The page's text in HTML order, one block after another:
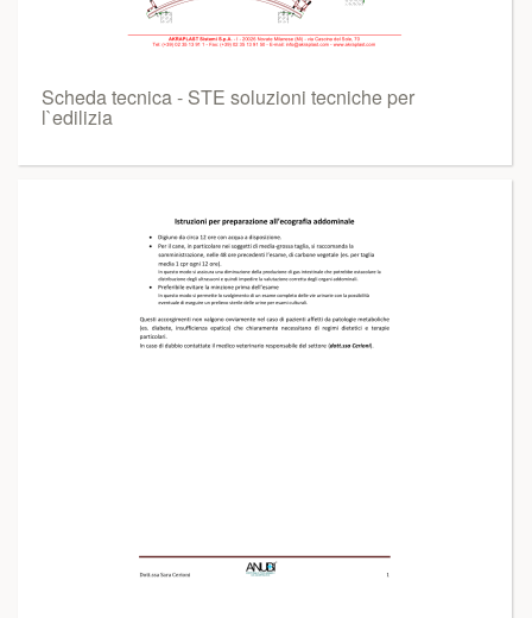
Scheda tecnica - STE soluzioni tecniche per
l`edilizia